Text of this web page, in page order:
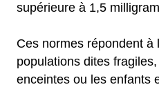
supérieure à 1,5
Ces normes répondent à
populations dites
enceintes ou les enfants